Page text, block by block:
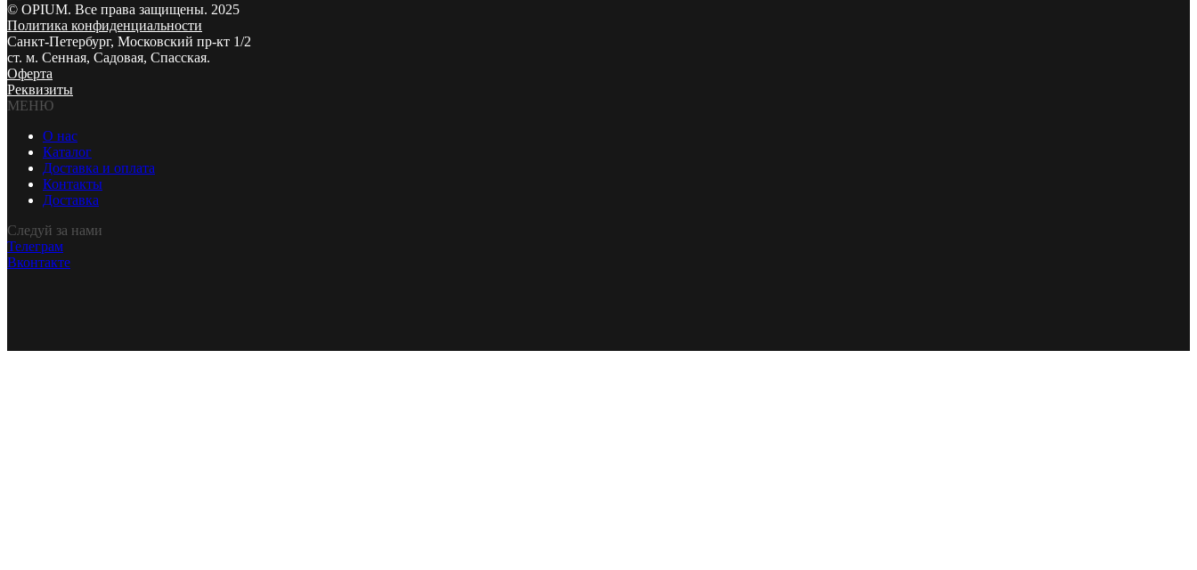
© OPIUM. Все права защищены. 2025
Политика конфиденциальности
Санкт-Петербург, Московский пр-кт 1/2
ст. м. Сенная, Садовая, Спасская.
Оферта
Реквизиты
МЕНЮ
О нас
Каталог
Доставка и оплата
Контакты
Доставка
Следуй за нами
Телеграм
Вконтакте